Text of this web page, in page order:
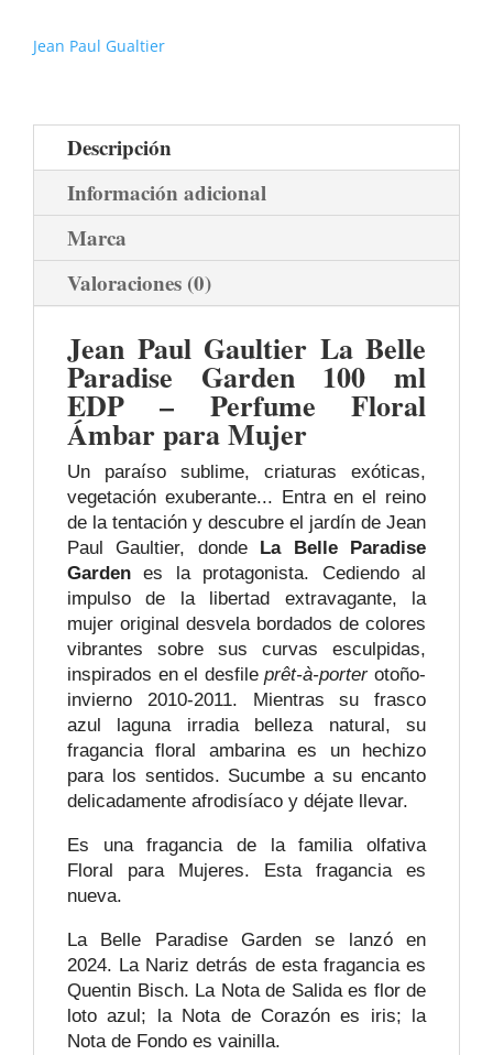
Jean Paul Gualtier
Descripción
Información adicional
Marca
Valoraciones (0)
Jean Paul Gaultier La Belle
Paradise Garden 100 ml
EDP – Perfume Floral
Ámbar para Mujer
Un paraíso sublime, criaturas exóticas,
vegetación exuberante... Entra en el reino
de la tentación y descubre el jardín de Jean
Paul Gaultier, donde
La Belle Paradise
Garden es la protagonista. Cediendo al
impulso de la libertad extravagante, la
mujer original desvela bordados de colores
vibrantes sobre sus curvas esculpidas,
inspirados en el desfileprêt-à-porterotoño-
invierno 2010-2011. Mientras su frasco
azul laguna irradia belleza natural, su
fragancia floral ambarina es un hechizo
para los sentidos. Sucumbe a su encanto
delicadamente afrodisíaco y déjate llevar.
Es una fragancia de la familia olfativa
Floral para Mujeres. Esta fragancia es
nueva.
La Belle Paradise Garden se lanzó en
2024. La Nariz detrás de esta fragancia es
Quentin Bisch. La Nota de Salida es flor de
loto azul; la Nota de Corazón es iris; la
Nota de Fondo es vainilla.